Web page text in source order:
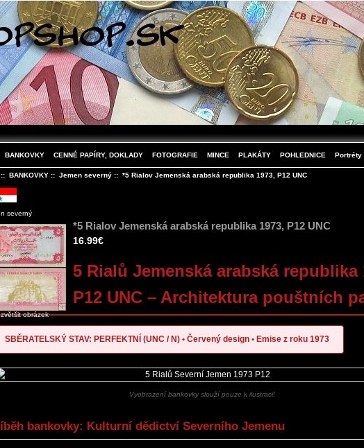
BANKOVKY CENNÉ PAPÍRY, DOKLADY FOTOGRAFIE MINCE PLAKÁTY POHLEDNICE Portréty
BANKOVKY:: Jemen severný:: *5 Rialov Jemenská arabská republika 1973, P12 UNC
severný
zvětšit obrázek
*5 Rialov Jemenská arabská republika 1973, P12 UNC
16.99€
5 Rialů Jemenská arabská republika
P12 UNC – Architektura pouštních
SBĚRATELSKÝ STAV: PERFEKTNÍ (UNC / N) • Červený design • Emise z roku 1973
Vyobrazení bankovky slouží pouze k ilustraci!
bankovky: Kulturní dědictví Severního Jemenu